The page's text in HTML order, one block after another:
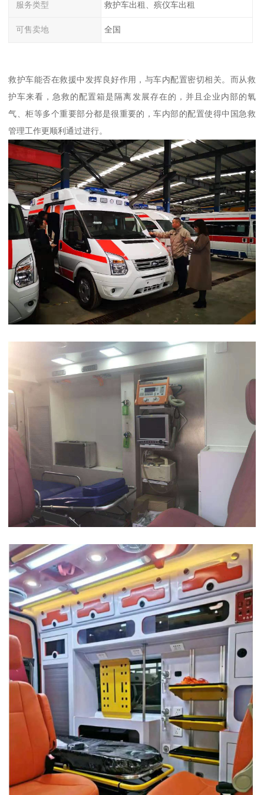
服务类型 救护车出租、殡仪车出租
可售卖地 全国
救护车能否在救援中发挥良好作用，与车内配置密切相关。而从救
护车来看，急救的配置箱是隔离发展存在的，并且企业内部的氧
气、柜等多个重要部分都是很重要的，车内部的配置使得中国急救
管理工作更顺利通过进行。